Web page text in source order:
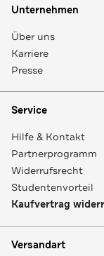
Unternehmen
Über uns
Karriere
Presse
Service
Hilfe & Kontakt
Partnerprogramm
Widerrufsrecht
Studentenvorteil
Kaufvertrag
Versandart